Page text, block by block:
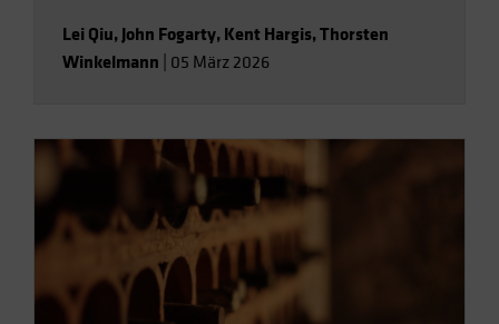
Lei Qiu, John Fogarty, Kent Hargis,Thorsten
Winkelmann 05 März 2026